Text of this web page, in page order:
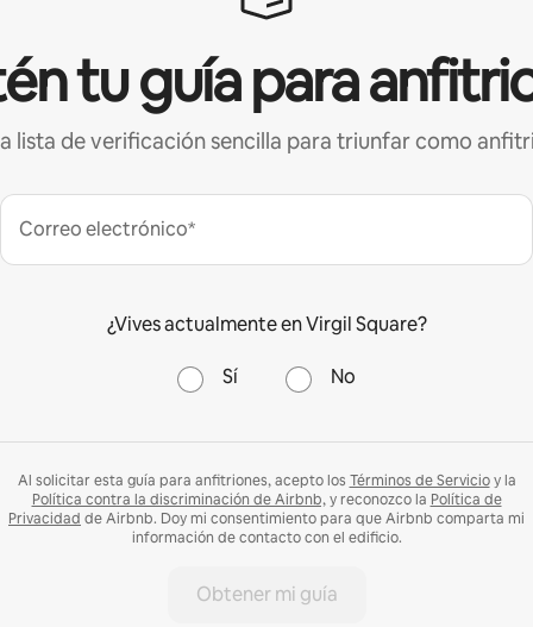
tu guía para
lista de verificación sencilla para triunfar como
Correo electrónico*
¿Vives actualmente en Virgil Square?
Sí No
Al solicitar esta guía para anfitriones, acepto los Términos de Servicioy la
Política contra la discriminación de Airbnb,y reconozco la Política de
Privacidad de Airbnb. Doy mi consentimiento para que Airbnb comparta mi
información de contacto con el edificio.
Obtener mi guía